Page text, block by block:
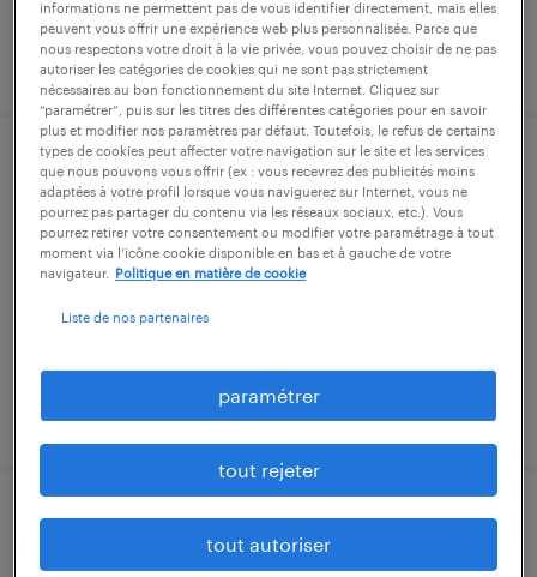
publié le 21 juillet 2026
opérateur de commande numérique
(f/h)
salaunes, gironde
publié le 9 juillet 2026
opérateur de maintenance des
outillages (f/h)
informations ne permettent pas de vous identifier directement, mais elles
peuvent vous offrir une expérience web plus personnalisée. Parce que
nous respectons votre droit à la vie privée, vous pouvez choisir de ne pas
autoriser les catégories de cookies qui ne sont pas strictement
nécessaires au bon fonctionnement du site Internet. Cliquez sur
“paramétrer”, puis sur les titres des différentes catégories pour en savoir
plus et modifier nos paramètres par défaut. Toutefois, le refus de certains
types de cookies peut affecter votre navigation sur le site et les services
que nous pouvons vous offrir (ex : vous recevrez des publicités moins
adaptées à votre profil lorsque vous naviguerez sur Internet, vous ne
pourrez pas partager du contenu via les réseaux sociaux, etc.). Vous
pourrez retirer votre consentement ou modifier votre paramétrage à tout
moment via l’icône cookie disponible en bas et à gauche de votre
navigateur.
Politique en matière de cookie
Liste de nos partenaires
paramétrer
tout rejeter
tout autoriser